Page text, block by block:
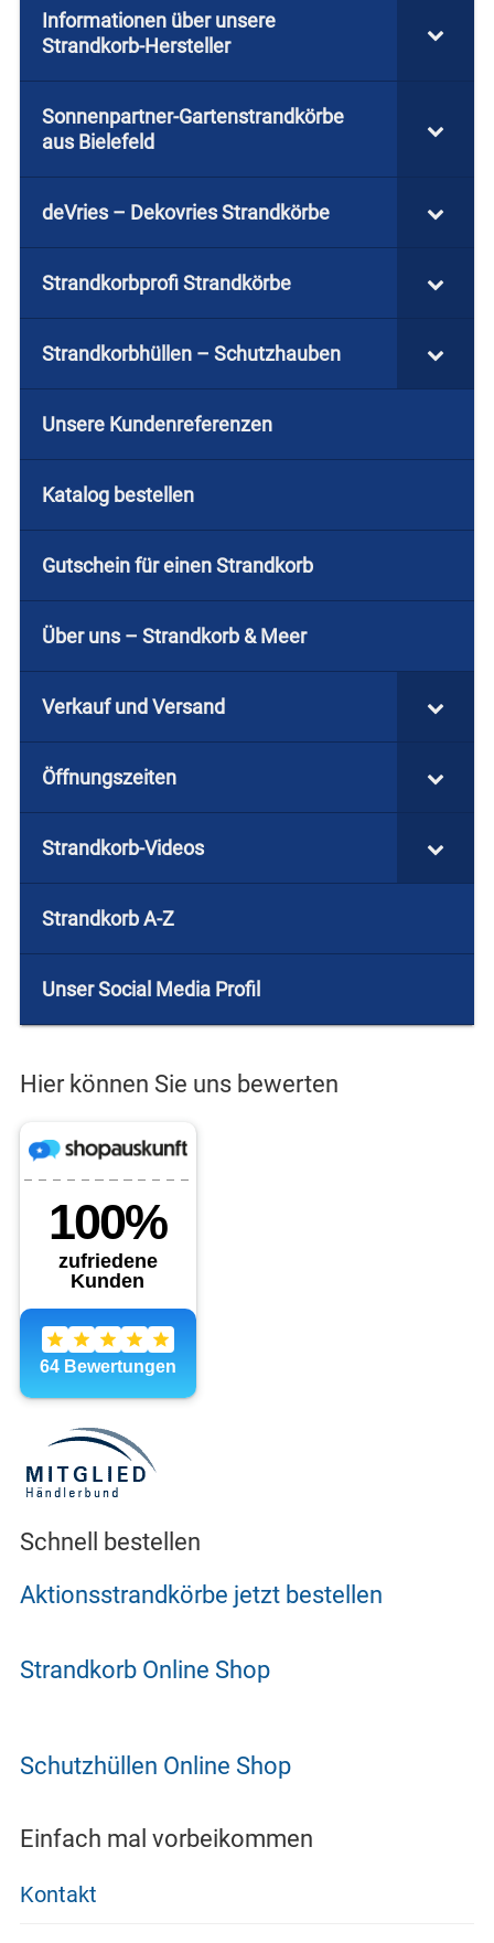
Informationen über unsere
Strandkorb-Hersteller
Sonnenpartner-Gartenstrandkörbe
aus Bielefeld
deVries – Dekovries Strandkörbe
Strandkorbprofi Strandkörbe
Strandkorbhüllen – Schutzhauben
Unsere Kundenreferenzen
Katalog bestellen
Gutschein für einen Strandkorb
Über uns – Strandkorb & Meer
Verkauf und Versand
Öffnungszeiten
Strandkorb-Videos
Strandkorb A-Z
Unser Social Media Profil
Hier können Sie uns bewerten
Schnell bestellen
Aktionsstrandkörbe jetzt bestellen
Strandkorb Online Shop
Schutzhüllen Online Shop
Einfach mal vorbeikommen
Kontakt